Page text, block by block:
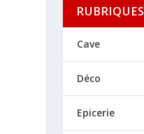
RUBRIQUES
Cave
Déco
Epicerie